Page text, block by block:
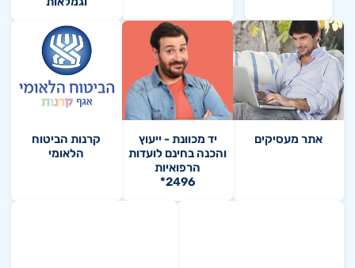
אתר מעסיקים
יד מכוונת - ייעוץ
והכנה בחינם לועדות
הרפואיות
*2496
קרנות הביטוח
הלאומי